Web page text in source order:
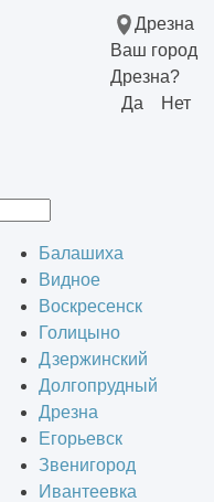
Дрезна
Ваш город
Дрезна?
Да
Нет
Балашиха
Видное
Воскресенск
Голицыно
Дзержинский
Долгопрудный
Дрезна
Егорьевск
Звенигород
Ивантеевка